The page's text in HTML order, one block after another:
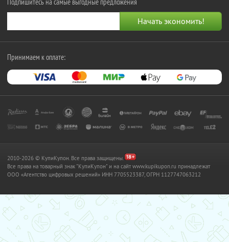
Принимаем к оплате:
2010-2026 © КупиКупон. Все права защищены.
Все права на товарный знак "КупиКупон" и на сайт www.kupikupon.ru принадлежат
OOO «Агентство цифровых решений» ИНН 7705523387, ОГРН 1127747063212